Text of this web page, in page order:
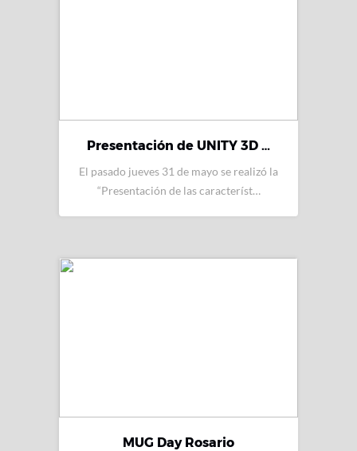
Presentación de UNITY 3D …
El pasado jueves 31 de mayo se realizó la
“Presentación de las característ…
MUG Day Rosario